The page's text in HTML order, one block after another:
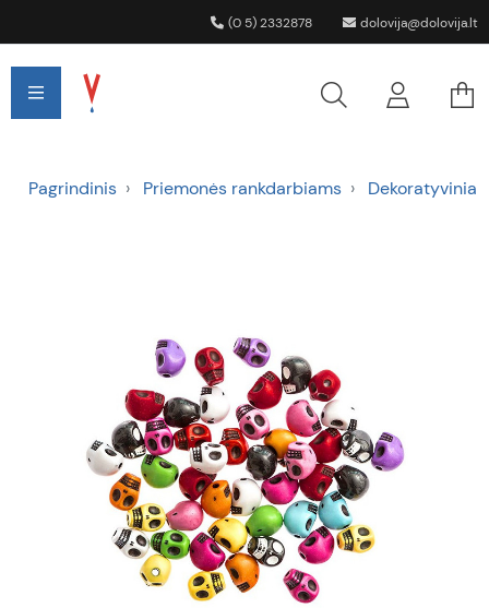
(0 5) 2332878 dolovija@dolovija.lt
Pagrindinis Priemonės rankdarbiams Dekoratyviniai